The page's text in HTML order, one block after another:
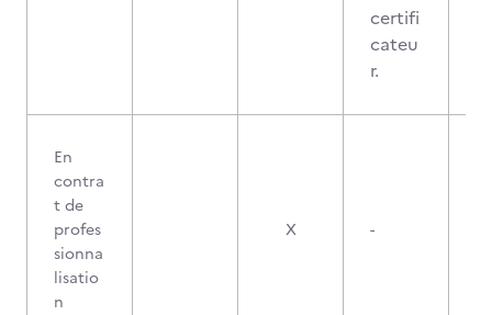
certifi
cateu
r.
En
contra
t de
profes
sionna
lisatio
n
X -